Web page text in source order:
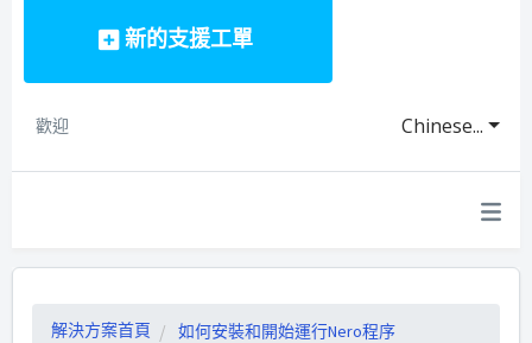
新的支援工單
Chinese...
歡迎
解決方案首頁 如何安裝和開始運行Nero程序